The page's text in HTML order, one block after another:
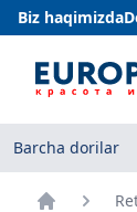
Biz haqimizda
Barcha dorilar